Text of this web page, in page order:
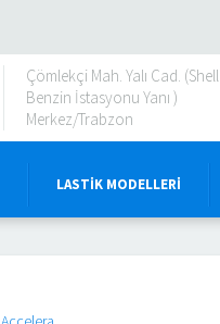
Çömlekçi Mah. Yalı Cad. (Shell
Benzin İstasyonu Yanı )
Merkez/Trabzon
LASTIK MODELLERI